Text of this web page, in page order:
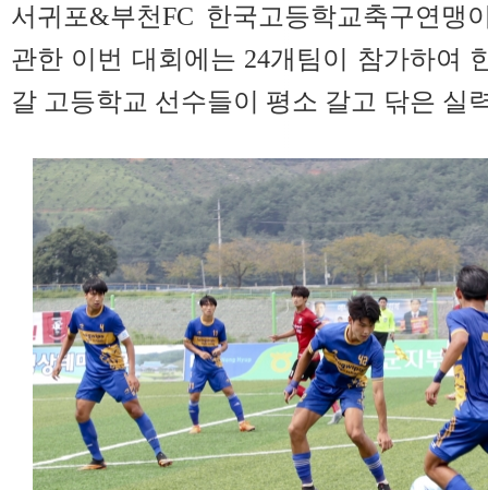
서귀포&부천FC 한국고등학교축구연맹
관한 이번 대회에는 24개팀이 참가하여
갈 고등학교 선수들이 평소 갈고 닦은 실